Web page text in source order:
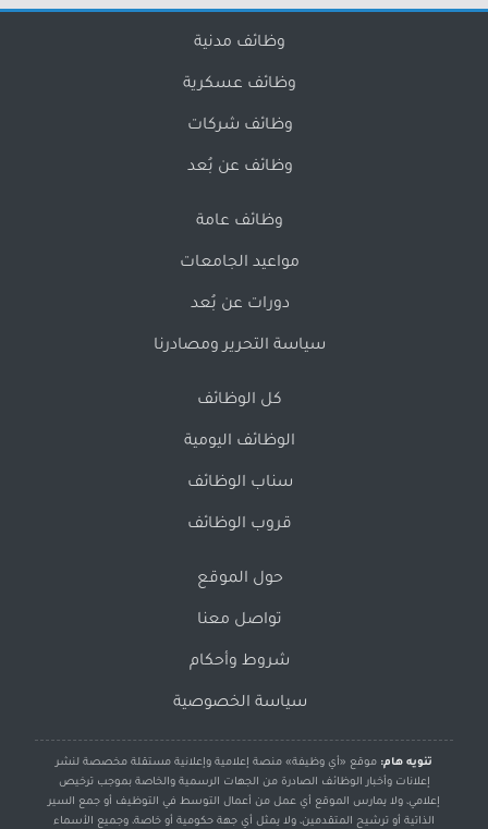
وظائف مدنية
وظائف عسكرية
وظائف شركات
وظائف عن بُعد
وظائف عامة
مواعيد الجامعات
دورات عن بُعد
سياسة التحرير ومصادرنا
كل الوظائف
الوظائف اليومية
سناب الوظائف
قروب الوظائف
حول الموقع
تواصل معنا
شروط وأحكام
سياسة الخصوصية
تنويه هام: موقع «أي وظيفة» منصة إعلامية وإعلانية مستقلة مخصصة لنشر
إعلانات وأخبار الوظائف الصادرة من الجهات الرسمية والخاصة بموجب ترخيص
إعلامي، ولا يمارس الموقع أي عمل من أعمال التوسط في التوظيف أو جمع السير
الذاتية أو ترشيح المتقدمين، ولا يمثل أي جهة حكومية أو خاصة، وجميع الأسماء